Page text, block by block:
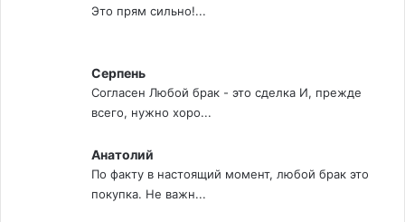
Это прям сильно!...
Серпень
Согласен Любой брак - это сделка И, прежде
всего, нужно хоро...
Анатолий
По факту в настоящий момент, любой брак это
покупка. Не важн...